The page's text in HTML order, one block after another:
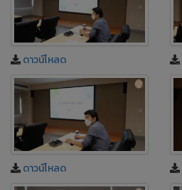
ดาวน์โหลด
ดาวน์โหลด